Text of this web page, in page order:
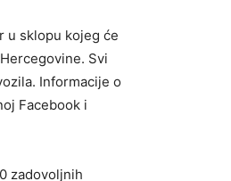
u sklopu kojeg će
Svi
Informacije o
Facebook i
zadovoljnih